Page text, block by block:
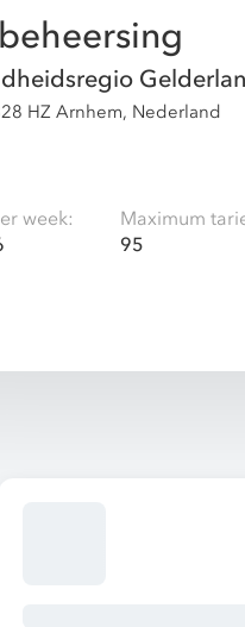
HZ Arnhem, Nederland
week:
Maximum
95